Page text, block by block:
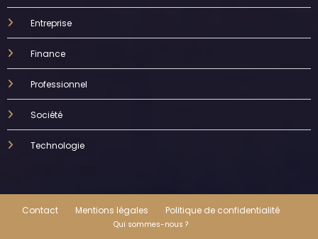
Entreprise
Finance
Professionnel
Société
Technologie
Contact Mentions légales Politique de confidentialité
Qui sommes-nous ?